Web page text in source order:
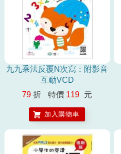
九九乘法反覆N次寫：附影音
互動VCD
79 折 特價 119 元
加入購物車